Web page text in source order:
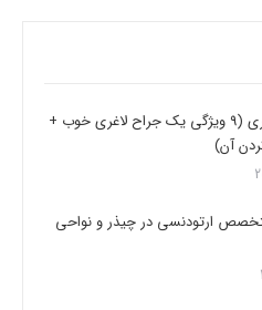
بهترین جراح لاغری (9 ویژگی یک جراح لاغری خوب +
آن)
ارتودنسی در چیذر و نواحی